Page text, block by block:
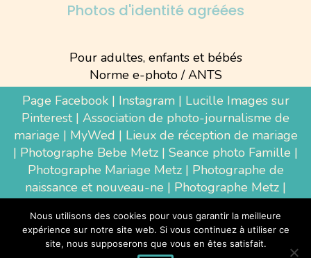
Photos d'identité agréées
Pour adultes, enfants et bébés
Norme e-photo / ANTS
Page Facebook| Instagram| Lucille Images sur
Pinterest| Association de photo-journalisme de
mariage | MyWed | Lieux de réception de mariage
| Photographe Bebe Metz | Seance photo Famille |
Photographe Mariage Metz| Photographe de
naissance et nouveau-ne | Photographe Metz |
Luxembourg|Photographe Thionville|
Photographe d'entreprise Metz
Nous utilisons des cookies pour vous garantir la meilleure
expérience sur notre site web. Si vous continuez à utiliser ce
site, nous supposerons que vous en êtes satisfait.